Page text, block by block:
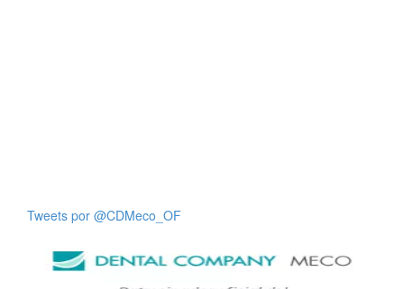
Tweets por @CDMeco_OF